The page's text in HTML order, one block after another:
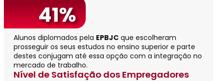
41%
Alunos diplomados pela EPBJC que escolheram
prosseguir os seus estudos no ensino superior e parte
destes conjugam até essa opção com a integração no
mercado de trabalho.
Nível de Satisfação dos Empregadores